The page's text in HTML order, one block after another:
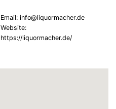
Email: info@liquormacher.de
Website:
https://liquormacher.de/